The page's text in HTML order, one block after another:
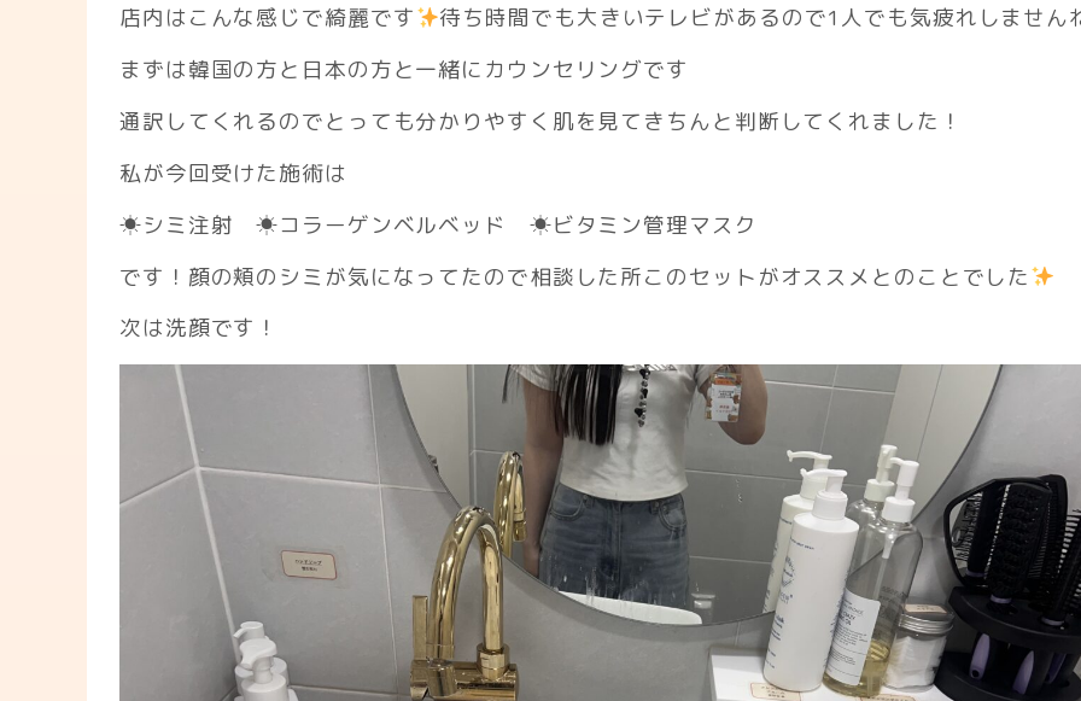
店内はこんな感じで綺麗です
待ち時間でも大きいテレビがあるので1人でも気疲れしません
まずは韓国の方と日本の方と一緒にカウンセリングです
通訳してくれるのでとっても分かりやすく肌を見てきちんと判断してくれました！
私が今回受けた施術は
☀︎シミ注射 ☀︎コラーゲンベルベッド ☀︎ビタミン管理マスク
です！顔の頬のシミが気になってたので相談した所このセットがオススメとのことでした
次は洗顔です！